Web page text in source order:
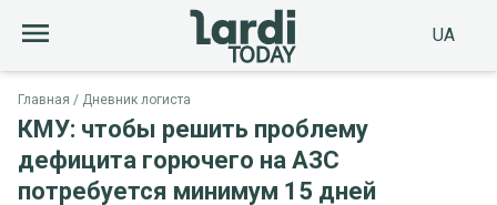
UA
Главная Дневник логиста
КМУ: чтобы решить проблему
дефицита горючего на АЗС
потребуется минимум 15 дней